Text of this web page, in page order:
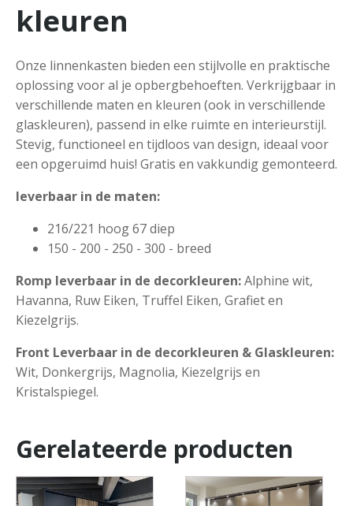
kleuren
Onze linnenkasten bieden een stijlvolle en praktische
oplossing voor al je opbergbehoeften. Verkrijgbaar in
verschillende maten en kleuren (ook in verschillende
glaskleuren), passend in elke ruimte en interieurstijl.
Stevig, functioneel en tijdloos van design, ideaal voor
een opgeruimd huis! Gratis en vakkundig gemonteerd.
leverbaar in de maten:
216/221 hoog 67 diep
150 - 200 - 250 - 300 - breed
Romp leverbaar in de decorkleuren:Alphine wit,
Havanna, Ruw Eiken, Truffel Eiken, Grafiet en
Kiezelgrijs.
Front Leverbaar in de decorkleuren & Glaskleuren:
Wit, Donkergrijs, Magnolia, Kiezelgrijs en
Kristalspiegel.
Gerelateerde producten